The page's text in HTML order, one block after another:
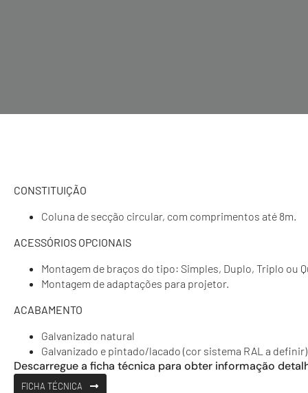
CONSTITUIÇÃO
Coluna de secção circular, com comprimentos até 8m.
ACESSÓRIOS OPCIONAIS
Montagem de braços do tipo: Simples, Duplo, Triplo ou
Montagem de adaptações para projetor.
ACABAMENTO
Galvanizado natural
Galvanizado e pintado/lacado (cor sistema RAL a definir)
Descarregue a ficha técnica para obter informação
FICHA TÉCNICA